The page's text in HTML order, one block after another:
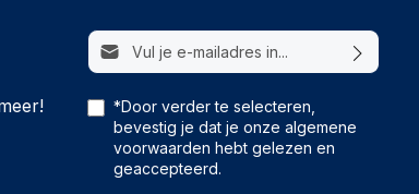
E-mailadres*
*Door verder te selecteren,
bevestig je dat je onzealgemene
voorwaarden hebt gelezen en
geaccepteerd.